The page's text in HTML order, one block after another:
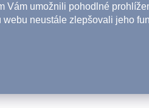
Vám umožnili pohodlné
neustále zlepšovali jeho